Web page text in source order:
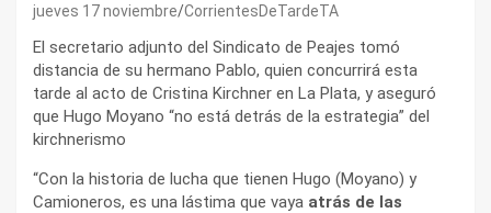
jueves 17 noviembre CorrientesDeTardeTA
El secretario adjunto del Sindicato de Peajes tomó
distancia de su hermano Pablo, quien concurrirá esta
tarde al acto de Cristina Kirchner en La Plata, y aseguró
que Hugo Moyano “no está detrás de la estrategia” del
kirchnerismo
“Con la historia de lucha que tienen Hugo (Moyano) y
Camioneros, es una lástima que vaya atrás de las